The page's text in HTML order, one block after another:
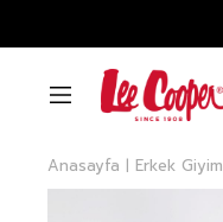
Anasayfa Erkek Giyim